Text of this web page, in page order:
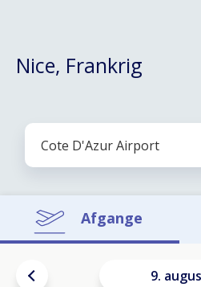
Nice, Frankrig
Afgange
9.